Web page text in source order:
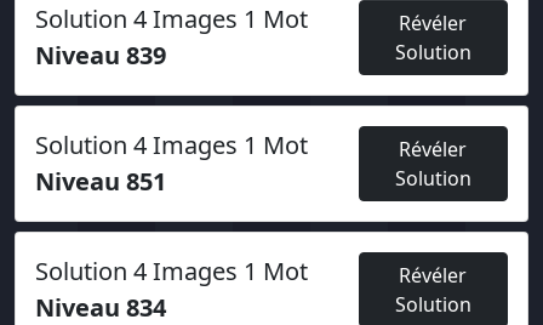
Solution 4 Images 1 Mot
Niveau 839
Révéler
Solution
Solution 4 Images 1 Mot
Niveau 851
Révéler
Solution
Solution 4 Images 1 Mot
Niveau 834
Révéler
Solution